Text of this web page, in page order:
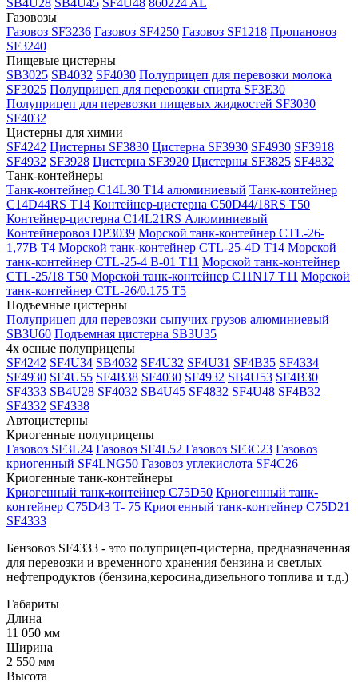
Газовозы
Газовоз SF3236 Газовоз SF4250 Газовоз SF1218 Пропановоз
SF3240
Пищевые цистерны
SB3025 SB4032 SF4030 Полуприцеп для перевозки молока
SF3025 Полуприцеп для перевозки спирта SF3E30
Полуприцеп для перевозки пищевых жидкостей SF3030
SF4032
Цистерны для химии
SF4242 Цистерны SF3830 Цистерна SF3930 SF4930 SF3918
SF4932 SF3928 Цистерна SF3920 Цистерны SF3825 SF4832
Танк-контейнеры
Танк-контейнер C14L30 T14 алюминиевый Танк-контейнер
C14D44RS T14 Контейнер-цистерна C50D44/18RS T50
Контейнер-цистерна C14L21RS Алюминиевый
Контейнеровоз DP3039 Морской танк-контейнер CTL-26-
1,77В T4 Морской танк-контейнер CTL-25-4D T14 Морской
танк-контейнер CTL-25-4 B-01 T11 Морской танк-контейнер
CTL-25/18 T50 Морской танк-контейнер C11N17 T11 Морской
танк-контейнер CTL-26/0.175 T5
Подъемные цистерны
Полуприцеп для перевозки сыпучих грузов алюминиевый
SB3U60 Подъемная цистерна SB3U35
4х осные полуприцепы
SF4242 SF4U34 SB4032 SF4U32 SF4U31 SF4B35 SF4334
SF4930 SF4U55 SF4B38 SF4030 SF4932 SB4U53 SF4B30
SF4333 SB4U28 SF4032 SB4U45 SF4832 SF4U48 SF4B32
SF4332 SF4338
Автоцистерны
Криогенные полуприцепы
Газовоз SF3L24 Газовоз SF4L52 Газовоз SF3C23 Газовоз
криогенный SF4LNG50 Газовоз углекислота SF4C26
Криогенные танк-контейнеры
Криогенный танк-контейнер С75D50 Криогенный танк-
контейнер С75D43 T- 75 Криогенный танк-контейнер С75D21
SF4333
Бензовоз SF4333 - это полуприцеп-цистерна, предназначенная
для перевозки и временного хранения бензина и светлых
нефтепродуктов (бензина,керосина,дизельного топлива и т.д.)
Габариты
Длина
11 050 мм
Ширина
2 550 мм
Высота